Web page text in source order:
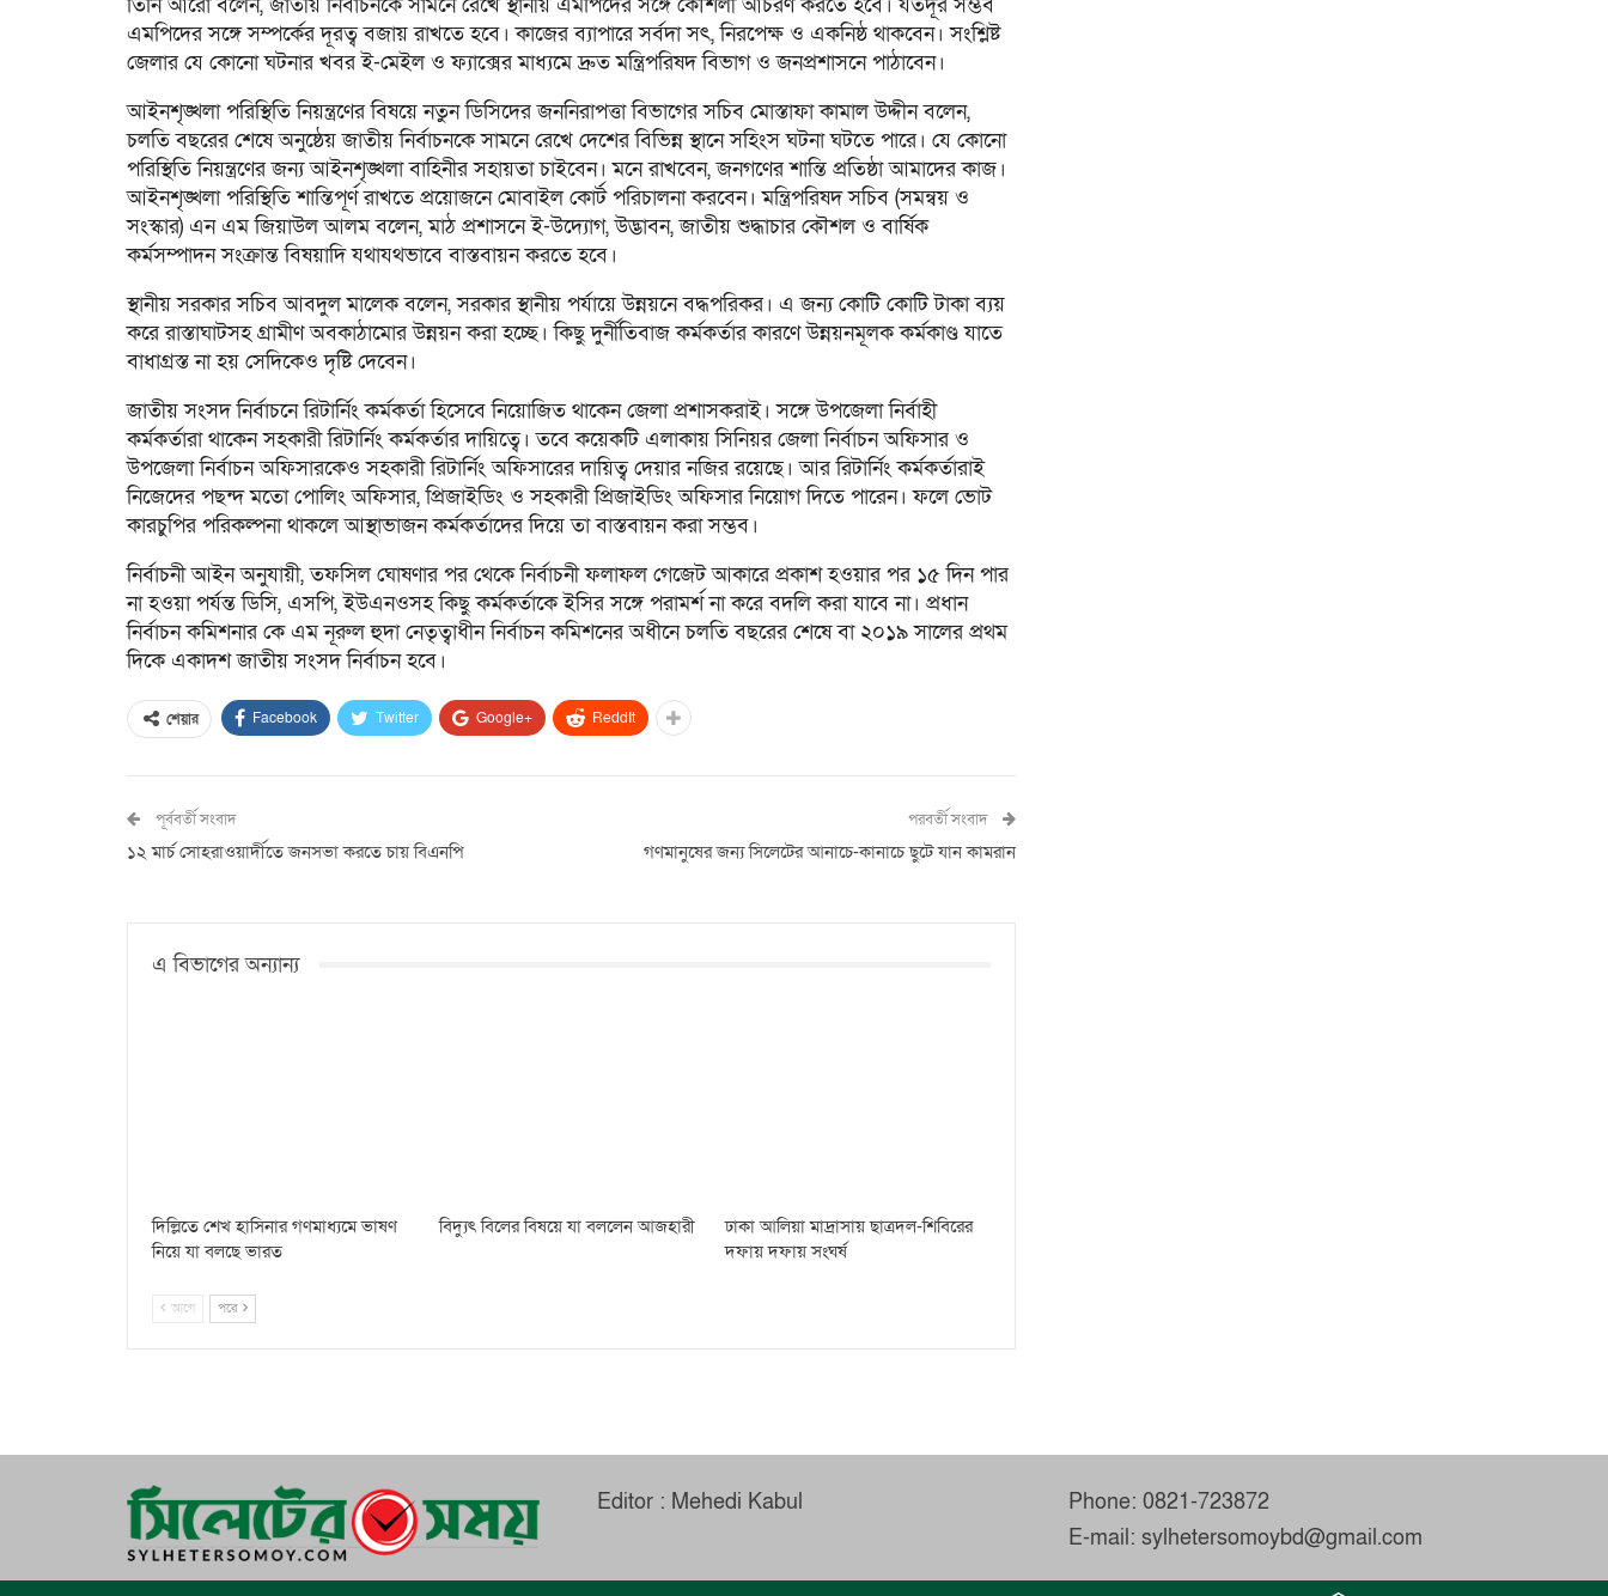
এমপিদের সঙ্গে সম্পর্কের দূরত্ব বজায় রাখতে হবে। কাজের ব্যাপারে সর্বদা সৎ, নিরপেক্ষ ও একনিষ্ঠ থাকবেন। সংশ্লিষ্ট
জেলার যে কোনো ঘটনার খবর ই-মেইল ও ফ্যাক্সের মাধ্যমে দ্রুত মন্ত্রিপরিষদ বিভাগ ও জনপ্রশাসনে পাঠাবেন।
আইনশৃঙ্খলা পরিস্থিতি নিয়ন্ত্রণের বিষয়ে নতুন ডিসিদের জননিরাপত্তা বিভাগের সচিব মোস্তাফা কামাল উদ্দীন বলেন,
চলতি বছরের শেষে অনুষ্ঠেয় জাতীয় নির্বাচনকে সামনে রেখে দেশের বিভিন্ন স্থানে সহিংস ঘটনা ঘটতে পারে। যে কোনো
পরিস্থিতি নিয়ন্ত্রণের জন্য আইনশৃঙ্খলা বাহিনীর সহায়তা চাইবেন। মনে রাখবেন, জনগণের শান্তি প্রতিষ্ঠা আমাদের কাজ।
আইনশৃঙ্খলা পরিস্থিতি শান্তিপূর্ণ রাখতে প্রয়োজনে মোবাইল কোর্ট পরিচালনা করবেন। মন্ত্রিপরিষদ সচিব (সমন্বয় ও
সংস্কার) এন এম জিয়াউল আলম বলেন, মাঠ প্রশাসনে ই-উদ্যোগ, উদ্ভাবন, জাতীয় শুদ্ধাচার কৌশল ও বার্ষিক
কর্মসম্পাদন সংক্রান্ত বিষয়াদি যথাযথভাবে বাস্তবায়ন করতে হবে।
স্থানীয় সরকার সচিব আবদুল মালেক বলেন, সরকার স্থানীয় পর্যায়ে উন্নয়নে বদ্ধপরিকর। এ জন্য কোটি কোটি টাকা ব্যয়
করে রাস্তাঘাটসহ গ্রামীণ অবকাঠামোর উন্নয়ন করা হচ্ছে। কিছু দুর্নীতিবাজ কর্মকর্তার কারণে উন্নয়নমূলক কর্মকাণ্ড যাতে
বাধাগ্রস্ত না হয় সেদিকেও দৃষ্টি দেবেন।
জাতীয় সংসদ নির্বাচনে রিটার্নিং কর্মকর্তা হিসেবে নিয়োজিত থাকেন জেলা প্রশাসকরাই। সঙ্গে উপজেলা নির্বাহী
কর্মকর্তারা থাকেন সহকারী রিটার্নিং কর্মকর্তার দায়িত্বে। তবে কয়েকটি এলাকায় সিনিয়র জেলা নির্বাচন অফিসার ও
উপজেলা নির্বাচন অফিসারকেও সহকারী রিটার্নিং অফিসারের দায়িত্ব দেয়ার নজির রয়েছে। আর রিটার্নিং কর্মকর্তারাই
নিজেদের পছন্দ মতো পোলিং অফিসার, প্রিজাইডিং ও সহকারী প্রিজাইডিং অফিসার নিয়োগ দিতে পারেন। ফলে ভোট
কারচুপির পরিকল্পনা থাকলে আস্থাভাজন কর্মকর্তাদের দিয়ে তা বাস্তবায়ন করা সম্ভব।
নির্বাচনী আইন অনুযায়ী, তফসিল ঘোষণার পর থেকে নির্বাচনী ফলাফল গেজেট আকারে প্রকাশ হওয়ার পর ১৫ দিন পার
না হওয়া পর্যন্ত ডিসি, এসপি, ইউএনওসহ কিছু কর্মকর্তাকে ইসির সঙ্গে পরামর্শ না করে বদলি করা যাবে না। প্রধান
নির্বাচন কমিশনার কে এম নূরুল হুদা নেতৃত্বাধীন নির্বাচন কমিশনের অধীনে চলতি বছরের শেষে বা ২০১৯ সালের প্রথম
দিকে একাদশ জাতীয় সংসদ নির্বাচন হবে।
শেয়ার Facebook Twitter Google+ ReddIt
পূর্ববর্তী সংবাদ
১২ মার্চ সোহরাওয়ার্দীতে জনসভা করতে চায় বিএনপি
পরবর্তী সংবাদ
গণমানুষের জন্য সিলেটের আনাচে-কানাচে ছুটে যান কামরান
এ বিভাগের অন্যান্য
দিল্লিতে শেখ হাসিনার গণমাধ্যমে ভাষণ
নিয়ে যা বলছে ভারত
বিদ্যুৎ বিলের বিষয়ে যা বললেন আজহারী
ঢাকা আলিয়া মাদ্রাসায় ছাত্রদল-শিবিরের
দফায় দফায় সংঘর্ষ
আগে পরে
Editor : Mehedi Kabul
Phone: 0821-723872
E-mail: sylhetersomoybd@gmail.com